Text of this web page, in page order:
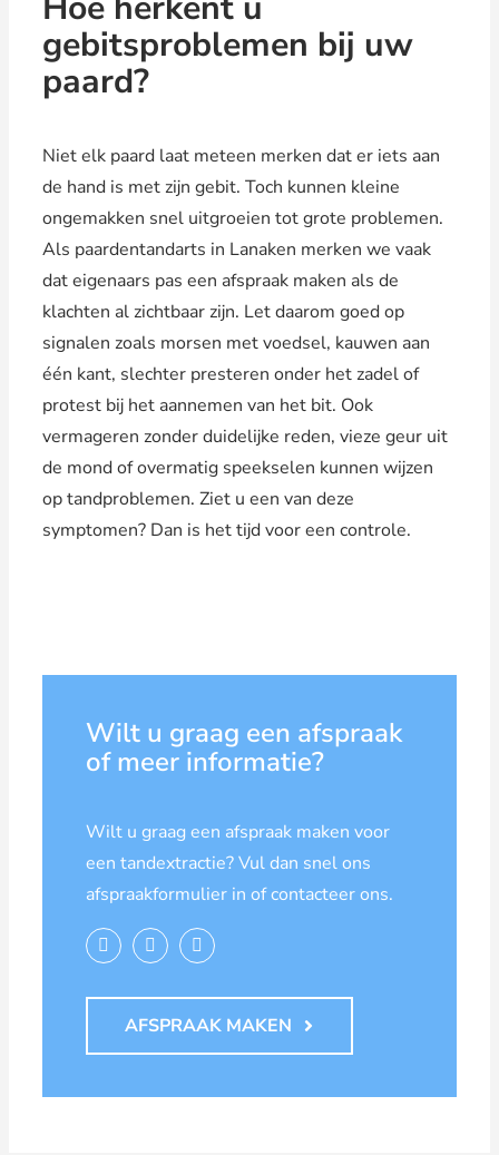
gebitsproblemen bij uw
paard?
Niet elk paard laat meteen merken dat er iets aan
de hand is met zijn gebit. Toch kunnen kleine
ongemakken snel uitgroeien tot grote problemen.
Als paardentandarts in Lanaken merken we vaak
dat eigenaars pas een afspraak maken als de
klachten al zichtbaar zijn. Let daarom goed op
signalen zoals morsen met voedsel, kauwen aan
één kant, slechter presteren onder het zadel of
protest bij het aannemen van het bit. Ook
vermageren zonder duidelijke reden, vieze geur uit
de mond of overmatig speekselen kunnen wijzen
op tandproblemen. Ziet u een van deze
symptomen? Dan is het tijd voor een controle.
Wilt u graag een afspraak
of meer informatie?
Wilt u graag een afspraak maken voor
een tandextractie? Vul dan snel ons
afspraakformulier in of contacteer ons.
AFSPRAAK MAKEN